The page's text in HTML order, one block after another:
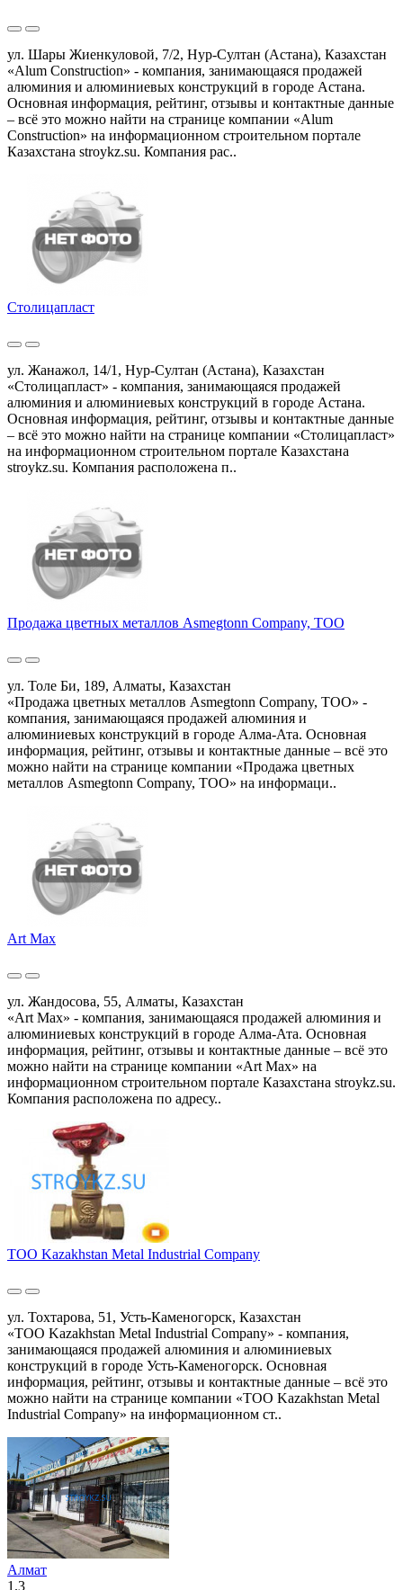
ул. Шары Жиенкуловой, 7/2, Нур-Султан (Астана), Казахстан
«Alum Construction» - компания, занимающаяся продажей
алюминия и алюминиевых конструкций в городе Астана.
Основная информация, рейтинг, отзывы и контактные данные
– всё это можно найти на странице компании «Alum
Construction» на информационном строительном портале
Казахстана stroykz.su. Компания рас..
Столицапласт
ул. Жанажол, 14/1, Нур-Султан (Астана), Казахстан
«Столицапласт» - компания, занимающаяся продажей
алюминия и алюминиевых конструкций в городе Астана.
Основная информация, рейтинг, отзывы и контактные данные
– всё это можно найти на странице компании «Столицапласт»
на информационном строительном портале Казахстана
stroykz.su. Компания расположена п..
Продажа цветных металлов Asmegtonn Company, ТОО
ул. Толе Би, 189, Алматы, Казахстан
«Продажа цветных металлов Asmegtonn Company, ТОО» -
компания, занимающаяся продажей алюминия и
алюминиевых конструкций в городе Алма-Ата. Основная
информация, рейтинг, отзывы и контактные данные – всё это
можно найти на странице компании «Продажа цветных
металлов Asmegtonn Company, ТОО» на информаци..
Art Max
ул. Жандосова, 55, Алматы, Казахстан
«Art Max» - компания, занимающаяся продажей алюминия и
алюминиевых конструкций в городе Алма-Ата. Основная
информация, рейтинг, отзывы и контактные данные – всё это
можно найти на странице компании «Art Max» на
информационном строительном портале Казахстана stroykz.su.
Компания расположена по адресу..
ТОО Kazakhstan Metal Industrial Company
ул. Тохтарова, 51, Усть-Каменогорск, Казахстан
«ТОО Kazakhstan Metal Industrial Company» - компания,
занимающаяся продажей алюминия и алюминиевых
конструкций в городе Усть-Каменогорск. Основная
информация, рейтинг, отзывы и контактные данные – всё это
можно найти на странице компании «ТОО Kazakhstan Metal
Industrial Company» на информационном ст..
Алмат
1.3